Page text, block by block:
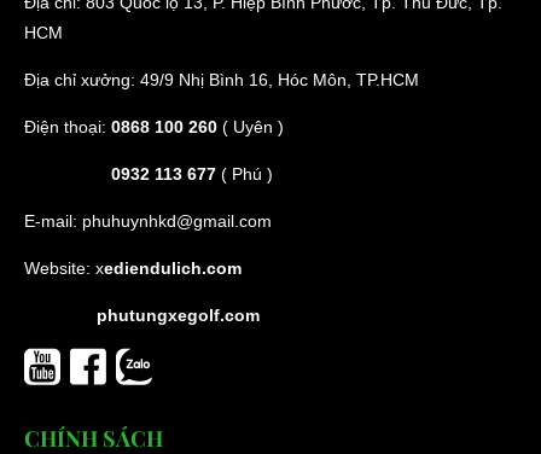
HCM
Địa chỉ xưởng: 49/9 Nhị Bình 16, Hóc Môn, TP.HCM
Điện thoại: 0868 100 260 ( Uyên )
0932 113 677 ( Phú )
E-mail: phuhuynhkd@gmail.com
Website: xediendulich.com
phutungxegolf.com
CHÍNH SÁCH